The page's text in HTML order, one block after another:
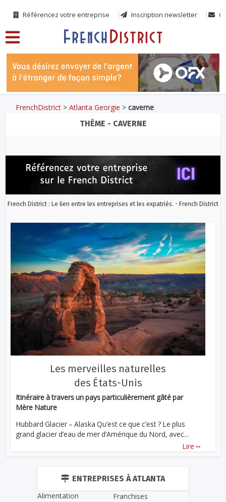
Référencez votre entreprise Inscription newsletter
FrenchDistrict >Atlanta Georgie >caverne
THÈME - CAVERNE
French District : Le lien entre les entreprises et les expatriés. - French District
Les merveilles naturelles
des États-Unis
Itinéraire à travers un pays particulièrement gâté par
Mère Nature
Hubbard Glacier – Alaska Qu’est ce que c’est ? Le plus
grand glacier d’eau de mer d’Amérique du Nord, avec...
Lire ...
ENTREPRISES À ATLANTA
Alimentation
Franchises